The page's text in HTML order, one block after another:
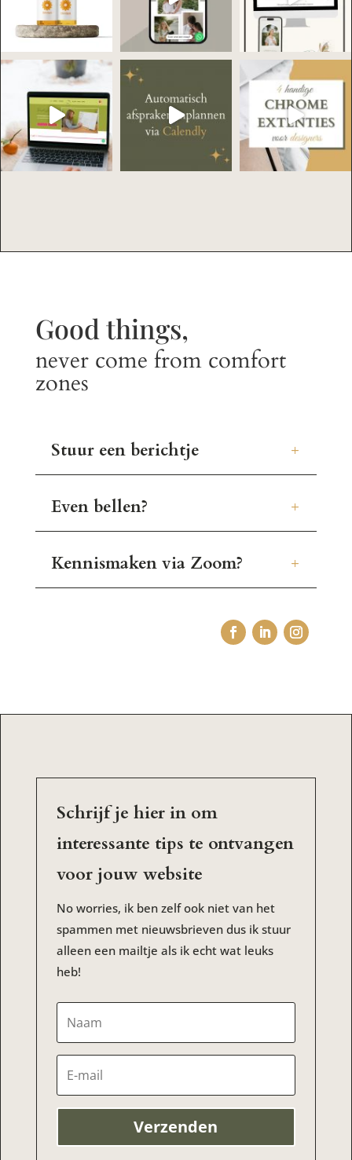
Good things,
never come from comfort
zones
Stuur een berichtje
Even bellen?
Kennismaken via Zoom?
Schrijf je hier in om
interessante tips te ontvangen
voor jouw website
No worries, ik ben zelf ook niet van het
spammen met nieuwsbrieven dus ik stuur
alleen een mailtje als ik echt wat leuks
heb!
Verzenden